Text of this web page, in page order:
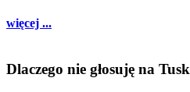
więcej ...
Dlaczego nie głosuję na